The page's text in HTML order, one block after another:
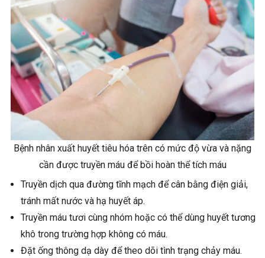
Bệnh nhân xuất huyết tiêu hóa trên có mức độ vừa và nặng
cần được truyền máu để bồi hoàn thể tích máu
Truyền dịch qua đường tĩnh mạch để cân bằng điện giải,
tránh mất nước và hạ huyết áp.
Truyền máu tươi cùng nhóm hoặc có thể dùng huyết tương
khô trong trường hợp không có máu.
Đặt ống thông dạ dày để theo dõi tình trạng chảy máu.